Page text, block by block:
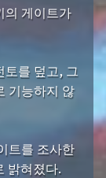
의 게이트가
를 덮고, 그
기능하지 않
트를 조사한
밝혀졌다.